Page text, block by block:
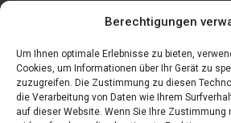
Berechtigungen
Um Ihnen optimale Erlebnisse zu bieten,
Cookies, um Informationen über Ihr Gerät zu
zuzugreifen. Die Zustimmung zu diesen
die Verarbeitung von Daten wie Ihrem
auf dieser Website. Wenn Sie Ihre Zustimmung
Eine effiziente Sackentleerung zur